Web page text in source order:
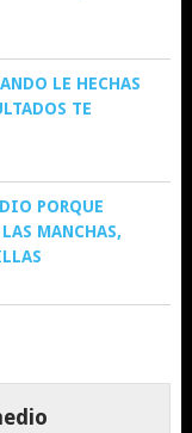
LE HECHAS
TE
PORQUE
MANCHAS,